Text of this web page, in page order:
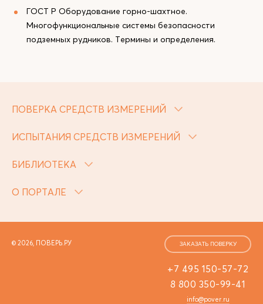
ГОСТ Р Оборудование горно-шахтное.
Многофункциональные системы безопасности
подземных рудников. Термины и определения.
ПОВЕРКА СРЕДСТВ ИЗМЕРЕНИЙ
ИСПЫТАНИЯ СРЕДСТВ ИЗМЕРЕНИЙ
БИБЛИОТЕКА
О ПОРТАЛЕ
© 2026, ПОВЕРЬ.РУ
+7 495 150-57-72
8 800 350-99-41
info@pover.ru
ЗАКАЗАТЬ ПОВЕРКУ